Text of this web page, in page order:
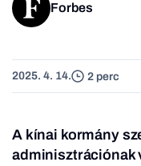
Forbes
2025. 4. 14. 2 perc
A kínai kormány
adminisztrációnak